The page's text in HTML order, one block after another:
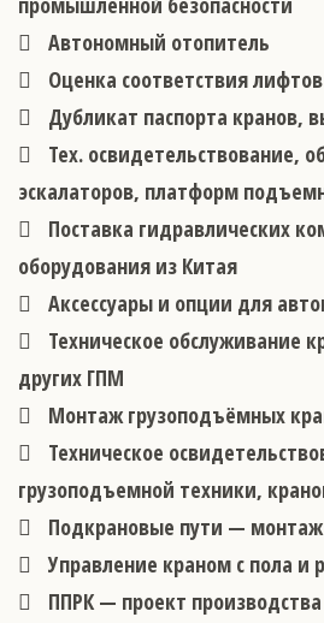
Автономный отопитель
Оценка соответствия лифтов
Дубликат паспорта кранов,
Тех. освидетельствование,
эскалаторов, платформ
Поставка гидравлических
оборудования из Китая
Аксессуары и опции для
Техническое обслуживание
других ГПМ
Монтаж грузоподъёмных
Техническое
грузоподъемной техники,
Подкрановые пути —
Управление краном с пола и
ППРК — проект